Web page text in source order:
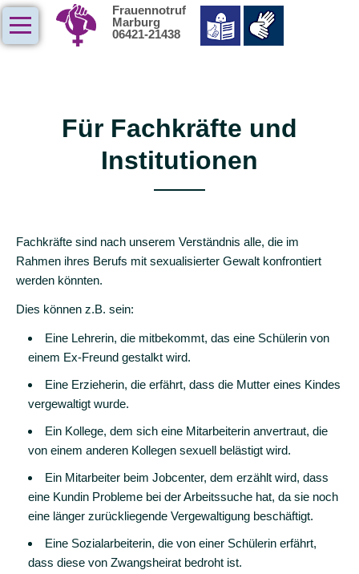
Frauennotruf
Marburg
06421-21438
Navigation
überspringen
Beratung
Betroffene
Beschwerdestelle
des
bff
wie
wir
unterstützen
Beratung
an
verschiedenen
Orten
mehr
mit
Behinderungen
Für Fachkräfte und
Institutionen
Fachkräfte sind nach unserem Verständnis alle, die im
Rahmen ihres Berufs mit sexualisierter Gewalt konfrontiert
werden könnten.
Dies können z.B. sein:
Eine Lehrerin, die mitbekommt, das eine Schülerin von
einem Ex-Freund gestalkt wird.
Eine Erzieherin, die erfährt, dass die Mutter eines Kindes
vergewaltigt wurde.
Ein Kollege, dem sich eine Mitarbeiterin anvertraut, die
von einem anderen Kollegen sexuell belästigt wird.
Ein Mitarbeiter beim Jobcenter, dem erzählt wird, dass
eine Kundin Probleme bei der Arbeitssuche hat, da sie noch
eine länger zurückliegende Vergewaltigung beschäftigt.
Eine Sozialarbeiterin, die von einer Schülerin erfährt,
dass diese von Zwangsheirat bedroht ist.